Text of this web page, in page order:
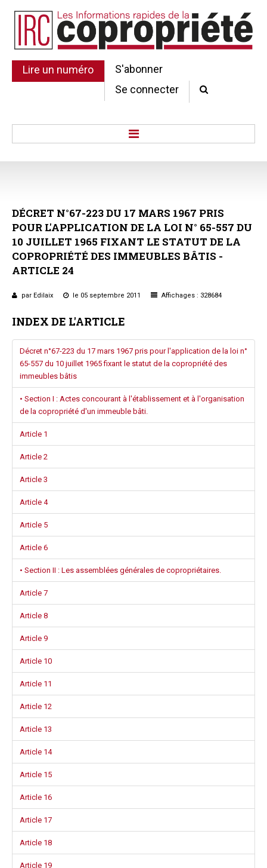
Lire un numéro
S'abonner
Se connecter
Au Parlement
Gestion et maintenance
Pratique de la copro.
Jurisprudence
Études juridiques
Copro. en difficulté
Parole d'experts*
DÉCRET N°67-223DU 17 MARS 1967 PRIS
POUR L'APPLICATION DE LA LOI N° 65-557 DU
10 JUILLET 1965 FIXANT LE STATUT DE LA
COPROPRIÉTÉ DES IMMEUBLES BÂTIS -
ARTICLE 24
par Edilaix le 05 septembre 2011 Affichages : 328684
INDEX DE L'ARTICLE
Décret n°67-223 du 17 mars 1967 pris pour l'application de la loi n°
65-557 du 10 juillet 1965 fixant le statut de la copropriété des
immeubles bâtis
• Section I : Actes concourant à l'établissement et à l'organisation
de la copropriété d'un immeuble bâti.
Article 1
Article 2
Article 3
Article 4
Article 5
Article 6
• Section II : Les assemblées générales de copropriétaires.
Article 7
Article 8
Article 9
Article 10
Article 11
Article 12
Article 13
Article 14
Article 15
Article 16
Article 17
Article 18
Article 19